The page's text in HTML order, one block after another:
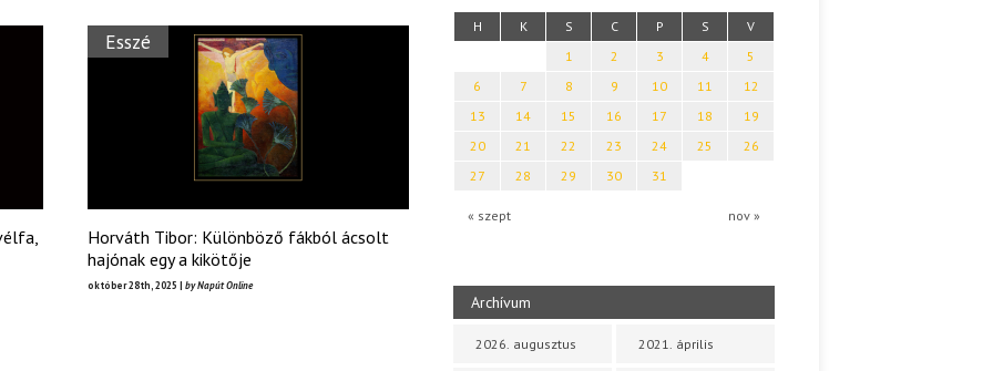
Esszé
Horváth Tibor: Különböző fákból ácsolt
hajónak egy a kikötője
október 28th, 2025 | by Napút Online
H K S C P S V
« szept nov »
1 2 3 4
5
6
7 8 9 10 11
12
13
14 15 16 17 18
19
20
21 22 23 24 25
26
27
28 29 30 31
Archívum
2026. augusztus 2021. április